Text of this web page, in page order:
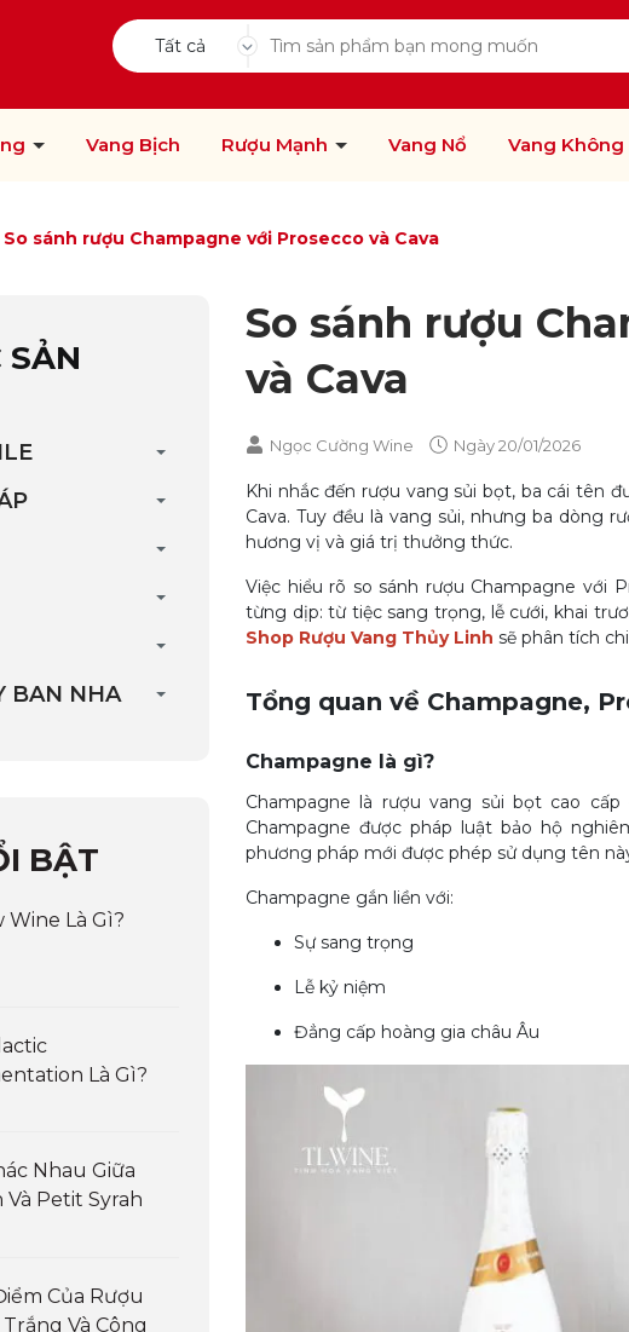
Tất cả
Vang Bịch Rượu Mạnh Vang Nổ Vang Không
So sánh rượu Champagne với Prosecco và Cava
So sánh rượu
và Cava
Ngọc Cường Wine Ngày20/01/2026
Khi nhắc đến rượu vang sủi bọt, ba cái tên
Cava. Tuy đều là vang sủi, nhưng ba dòng
hương vị và giá trị thưởng thức.
Việc hiểu rõ so sánh rượu Champagne với
từng dịp: từ tiệc sang trọng, lễ cưới, khai
Shop Rượu Vang Thủy Linh sẽ phân tích
Tổng quan về Champagne,
Champagne là gì?
Champagne là rượu vang sủi bọt cao
Champagne được pháp luật bảo hộ
phương pháp mới được phép sử dụng tên
Champagne gắn liền với:
Sự sang trọng
Lễ kỷ niệm
Đẳng cấp hoàng gia châu Âu
SẢN
BAN NHA
BẬT
Wine Là Gì?
Là Gì?
Nhau Giữa
Và Petit Syrah
Của Rượu
Và Công